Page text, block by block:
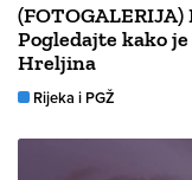
Pogledajte kako
Hreljina
Rijeka i PGŽ